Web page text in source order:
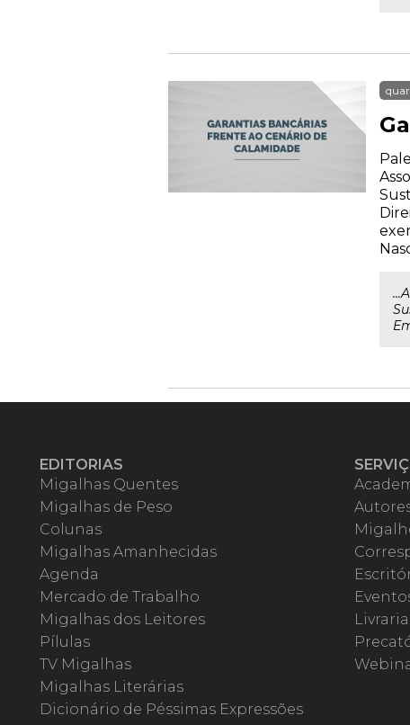
EDITORIAS
Migalhas Quentes
Migalhas de Peso
Colunas
Migalhas Amanhecidas
Agenda
Mercado de Trabalho
Migalhas dos Leitores
Pílulas
TV Migalhas
Migalhas Literárias
Dicionário de Péssimas Expressões
Livraria